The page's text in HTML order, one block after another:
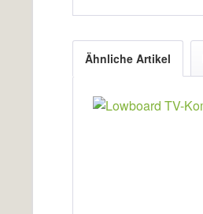
Ähnliche Artikel